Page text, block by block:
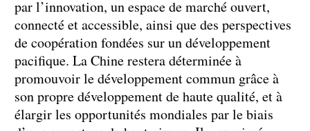
par l’innovation, un espace de marché ouvert,
connecté et accessible, ainsi que des perspectives
de coopération fondées sur un développement
pacifique. La Chine restera déterminée à
promouvoir le développement commun grâce à
son propre développement de haute qualité, et à
élargir les opportunités mondiales par le biais